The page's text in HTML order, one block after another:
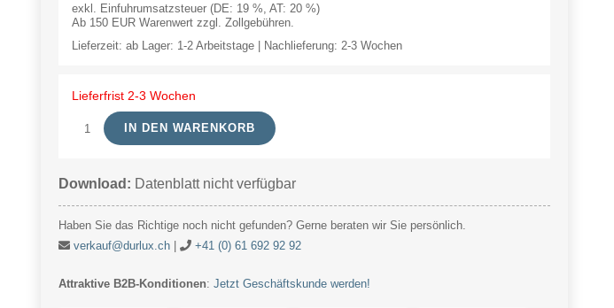
exkl. Einfuhrumsatzsteuer (DE: 19 %, AT: 20 %)
Ab 150 EUR Warenwert zzgl. Zollgebühren.
Lieferzeit: ab Lager: 1-2 Arbeitstage | Nachlieferung: 2-3 Wochen
Lieferfrist 2-3 Wochen
G4
5W
Menge
IN DEN WARENKORB
Download: Datenblatt nicht verfügbar
Haben Sie das Richtige noch nicht gefunden? Gerne beraten wir Sie persönlich.
verkauf@durlux.ch| +41 (0) 61 692 92 92
Attraktive B2B-Konditionen: Jetzt Geschäftskunde werden!